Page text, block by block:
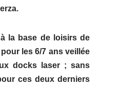
la base de loisirs de
les 6/7 ans veillée
docks laser ; sans
ces deux derniers